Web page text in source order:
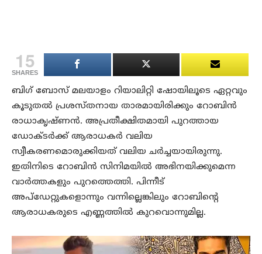
15
SHARES
ബിഗ് ബോസ് മലയാളം റിയാലിറ്റി ഷോയിലൂടെ ഏറ്റവും
കൂടുതല്‍ പ്രശസ്തനായ താരമായിരിക്കും റോബിന്‍
രാധാകൃഷ്ണന്‍. അപ്രതീക്ഷിതമായി പുറത്തായ
ഡോക്ടര്‍ക്ക് ആരാധകര്‍ വലിയ
സ്വീകരണമൊരുക്കിയത് വലിയ ചര്‍ച്ചയായിരുന്നു.
ഇതിനിടെ റോബിന്‍ സിനിമയില്‍ അഭിനയിക്കുമെന്ന
വാര്‍ത്തകളും പുറത്തെത്തി. പിന്നീട്
അപ്ഡേറ്റുകളൊന്നും വന്നില്ലെങ്കിലും റോബിന്റെ
ആരാധകരുടെ എണ്ണത്തില്‍ കുറവൊന്നുമില്ല.